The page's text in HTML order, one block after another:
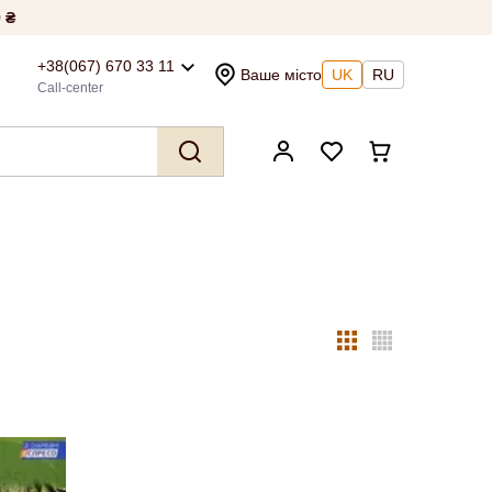
₴
+38(067) 670 33 11
Call-center
Ваше місто UK RU